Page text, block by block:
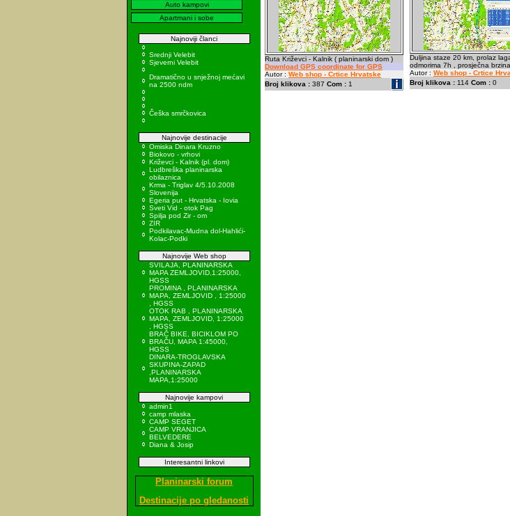
Auto kampovi
Apartmani i sobe
Najnoviji članci
Srednji Velebit
Sjeverni Velebit
Dramatično u snježnoj mećavi
na 2500 ndm
Češka smrčkovica
Najnovije destinacije
Omiska Dinara Kruzno
Biokovo - vrhovi
Križevci - Kalnik (pl. dom)
Ludbreška planinarska
obilaznica
Krma - Triglav 4/5.10.2008
Slovenija
Egeria put - Hrvatska - Iovia
Sveti Vid - otok Pag
Spilja pod Zir - om
ZIR
Podkilavac-Mudna dol-Hahlići-
Kolac-Podki
Najnovije Web shop
SVILAJA, PLANINARSKA
MAPA ZEMLJOVID,1:25000,
HGSS
PROMINA , PLANINARSKA
MAPA, ZEMLJOVID , 1:25000
, HGSS
OTOK RAB , PLANINARSKA
MAPA, ZEMLJOVID, 1:25000
, HGSS
BRAČ BIKE, BICIKLOM PO
BRAČU, MAPA 1:45000,
HGSS
DINARA-TROGLAVSKA
SKUPINA-ZAPAD
,PLANINARSKA
MAPA,1:25000
Najnovije kampovi
admin1
camp mlaska
CAMP SEGET
CAMP VRANJICA
BELVEDERE
Diana & Josip
Interesantni linkovi
Planinarski forum
Destinacije po gledanosti
Ruta Križevci - Kalnik ( planinarski dom )
Download GPS coordinate for GPS
Autor : Web shop - Crtice Hrvatske
Broj klikova : 387 Com : 1
Duljina staze 20 km, prolaz
odmorima 7h , prosječna brzina
Autor : Web shop - Crtice
Broj klikova : 114 Com : 0